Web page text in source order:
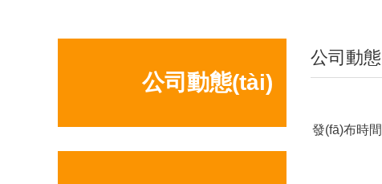
公司動態(tài)
公司動
發(fā)布時